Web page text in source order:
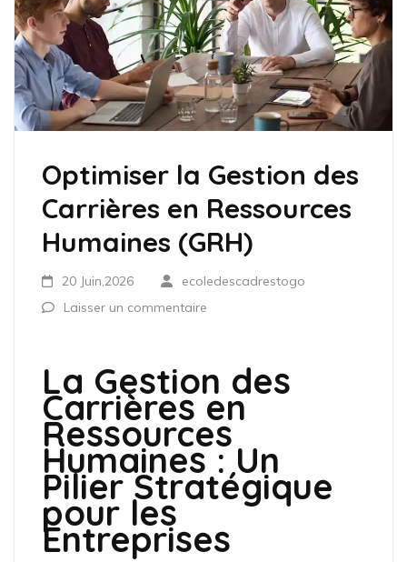
Optimiser la Gestion des
Carrières en Ressources
Humaines (GRH)
20 Juin,2026
ecoledescadrestogo
Laisser un commentaire
La Gestion des
Carrières en
Ressources
Humaines : Un
Pilier Stratégique
pour les
Entreprises